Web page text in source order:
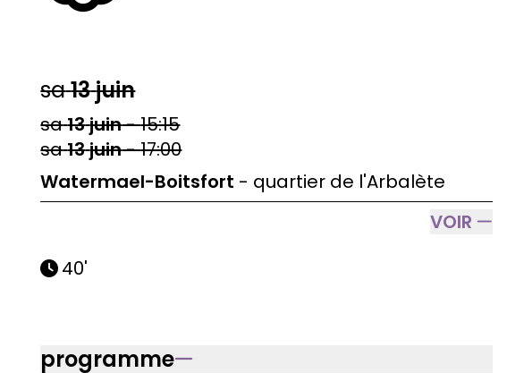
sa13juin
sa13juin-15:15
sa13juin-17:00
Watermael-Boitsfort - quartier de l'Arbalète
VOIR
40'
programme